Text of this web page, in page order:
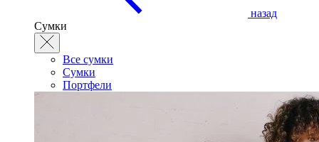
назад
Сумки
Все сумки
Сумки
Портфели